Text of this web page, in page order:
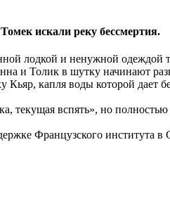
искали реку бессмертия.
лодкой и ненужной
и Толик в шутку начинают
капля воды которой дает
текущая вспять», но
Французского института в